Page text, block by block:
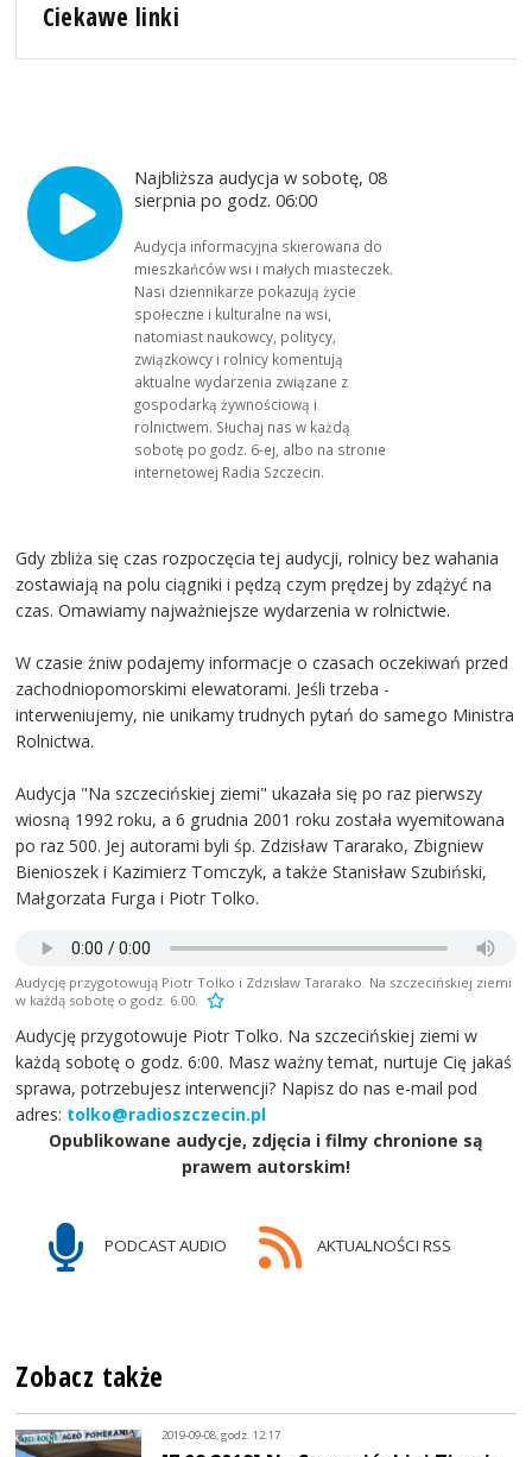
Ciekawe linki
Najbliższa audycja w sobotę, 08
sierpnia po godz. 06:00
Audycja informacyjna skierowana do
mieszkańców wsi i małych miasteczek.
Nasi dziennikarze pokazują życie
społeczne i kulturalne na wsi,
natomiast naukowcy, politycy,
związkowcy i rolnicy komentują
aktualne wydarzenia związane z
gospodarką żywnościową i
rolnictwem. Słuchaj nas w każdą
sobotę po godz. 6-ej, albo na stronie
internetowej Radia Szczecin.
Gdy zbliża się czas rozpoczęcia tej audycji, rolnicy bez wahania
zostawiają na polu ciągniki i pędzą czym prędzej by zdążyć na
czas. Omawiamy najważniejsze wydarzenia w rolnictwie.
W czasie żniw podajemy informacje o czasach oczekiwań przed
zachodniopomorskimi elewatorami. Jeśli trzeba -
interweniujemy, nie unikamy trudnych pytań do samego Ministra
Rolnictwa.
Audycja "Na szczecińskiej ziemi" ukazała się po raz pierwszy
wiosną 1992 roku, a 6 grudnia 2001 roku została wyemitowana
po raz 500. Jej autorami byli śp. Zdzisław Tararako, Zbigniew
Bienioszek i Kazimierz Tomczyk, a także Stanisław Szubiński,
Małgorzata Furga i Piotr Tolko.
Audycję przygotowują Piotr Tolko i Zdzisław Tararako. Na szczecińskiej ziemi
w każdą sobotę o godz. 6.00.
Audycję przygotowuje Piotr Tolko. Na szczecińskiej ziemi w
każdą sobotę o godz. 6:00. Masz ważny temat, nurtuje Cię jakaś
sprawa, potrzebujesz interwencji? Napisz do nas e-mail pod
adres: tolko@radioszczecin.pl
Opublikowane audycje, zdjęcia i filmy chronione są
prawem autorskim!
PODCAST AUDIO AKTUALNOŚCI RSS
Zobacz także
2019-09-08, godz. 12:17